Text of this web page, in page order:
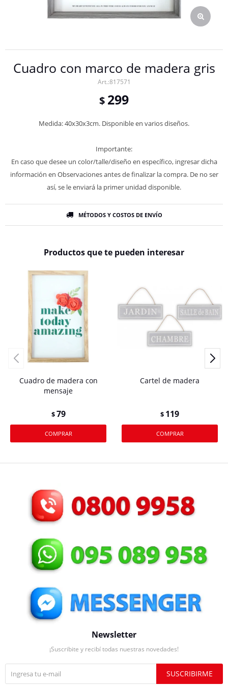
Cuadro con marco de madera gris
817571
$ 299
Medida: 40x30x3cm. Disponible en varios diseños.
Importante:
En caso que desee un color/talle/diseño en específico, ingresar dicha
información en Observaciones antes de finalizar la compra. De no ser
así, se le enviará la primer unidad disponible.
MÉTODOS Y COSTOS DE ENVÍO
Productos que te pueden interesar
Cuadro de madera con
mensaje
$79
Cartel de madera
$ 119
Newsletter
¡Suscribite y recibí todas nuestras novedades!
SUSCRIBIRME